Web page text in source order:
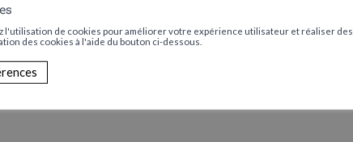
l'utilisation de cookies pour améliorer votre expérience utilisateur et réaliser des
des cookies à l'aide du bouton ci-dessous.